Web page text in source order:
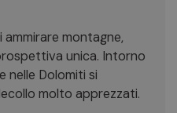
montagne,
unica. Intorno
nelle Dolomiti si
molto apprezzati.